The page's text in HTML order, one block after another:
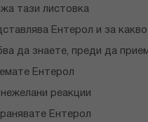
тази листовка
Ентерол и за
да знаете, преди да
Ентерол
реакции
Ентерол